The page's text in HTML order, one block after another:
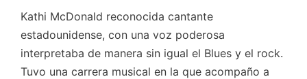
Kathi McDonald reconocida cantante
estadounidense, con una voz poderosa
interpretaba de manera sin igual el Blues y el rock.
Tuvo una carrera musical en la que acompaño a